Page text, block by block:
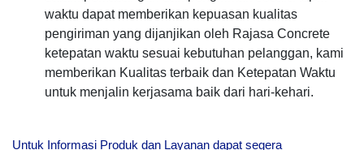
waktu dapat memberikan kepuasan kualitas
pengiriman yang dijanjikan oleh Rajasa Concrete
ketepatan waktu sesuai kebutuhan pelanggan, kami
memberikan Kualitas terbaik dan Ketepatan Waktu
untuk menjalin kerjasama baik dari hari-kehari.
Untuk Informasi Produk dan Layanan dapat segera